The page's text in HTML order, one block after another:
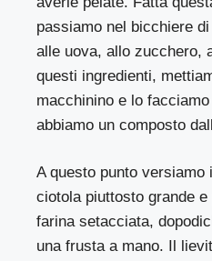
passiamo nel bicchiere
alle uova, allo zucchero,
questi ingredienti,
macchinino e lo
abbiamo un composto
A questo punto versiamo
ciotola piuttosto grande
farina setacciata,
una frusta a mano. Il